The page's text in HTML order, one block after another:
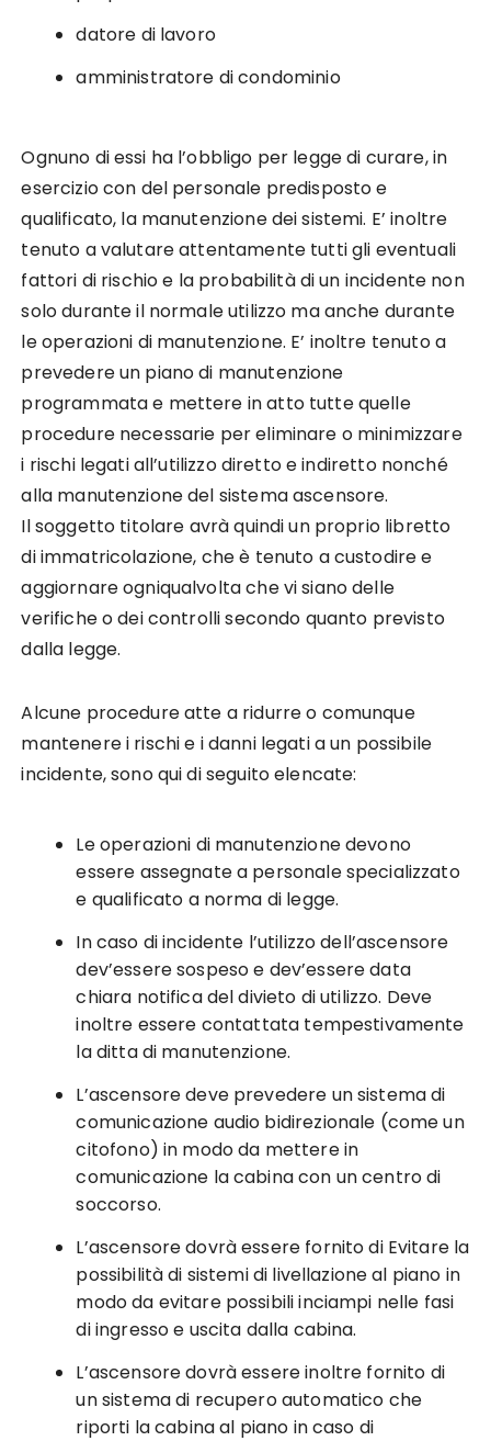
datore di lavoro
amministratore di condominio
Ognuno di essi ha l’obbligo per legge di curare, in
esercizio con del personale predisposto e
qualificato, la manutenzione dei sistemi. E’ inoltre
tenuto a valutare attentamente tutti gli eventuali
fattori di rischio e la probabilità di un incidente non
solo durante il normale utilizzo ma anche durante
le operazioni di manutenzione. E’ inoltre tenuto a
prevedere un piano di manutenzione
programmata e mettere in atto tutte quelle
procedure necessarie per eliminare o minimizzare
i rischi legati all’utilizzo diretto e indiretto nonché
alla manutenzione del sistema ascensore.
Il soggetto titolare avrà quindi un proprio libretto
di immatricolazione, che è tenuto a custodire e
aggiornare ogniqualvolta che vi siano delle
verifiche o dei controlli secondo quanto previsto
dalla legge.
Alcune procedure atte a ridurre o comunque
mantenere i rischi e i danni legati a un possibile
incidente, sono qui di seguito elencate:
Le operazioni di manutenzione devono
essere assegnate a personale specializzato
e qualificato a norma di legge.
In caso di incidente l’utilizzo dell’ascensore
dev’essere sospeso e dev’essere data
chiara notifica del divieto di utilizzo. Deve
inoltre essere contattata tempestivamente
la ditta di manutenzione.
L’ascensore deve prevedere un sistema di
comunicazione audio bidirezionale (come un
citofono) in modo da mettere in
comunicazione la cabina con un centro di
soccorso.
L’ascensore dovrà essere fornito di Evitare la
possibilità di sistemi di livellazione al piano in
modo da evitare possibili inciampi nelle fasi
di ingresso e uscita dalla cabina.
L’ascensore dovrà essere inoltre fornito di
un sistema di recupero automatico che
riporti la cabina al piano in caso di